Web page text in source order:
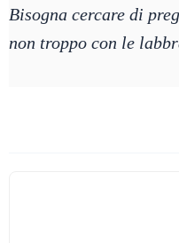
Bisogna cercare di
non troppo con le